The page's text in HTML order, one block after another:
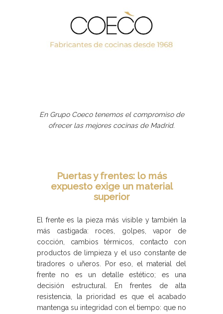
En Grupo Coeco tenemos el compromiso de
ofrecer las mejores cocinas de Madrid.
Puertas y frentes: lo más
expuesto exige un material
superior
El frente es la pieza más visible y también la
más castigada: roces, golpes, vapor de
cocción, cambios térmicos, contacto con
productos de limpieza y el uso constante de
tiradores o uñeros. Por eso, el material del
frente no es un detalle estético; es una
decisión estructural. En frentes de alta
resistencia, la prioridad es que el acabado
mantenga su integridad con el tiempo: que no